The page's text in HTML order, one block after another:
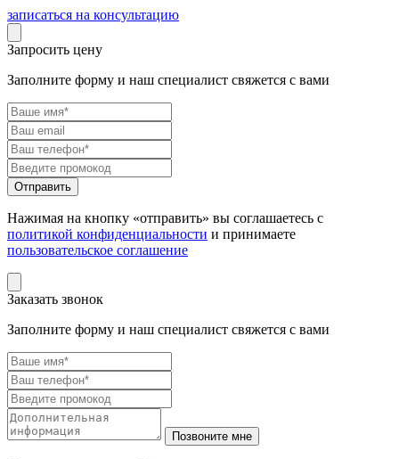
записаться на консультацию
Запросить цену
Заполните форму и наш специалист свяжется с вами
Нажимая на кнопку «отправить» вы соглашаетесь с
политикой конфиденциальности и принимаете
пользовательское соглашение
Заказать звонок
Заполните форму и наш специалист свяжется с вами